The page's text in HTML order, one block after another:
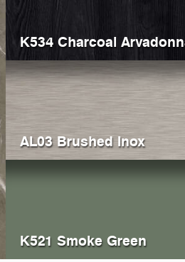
K534 Charcoal
AL03 Brushed Inox
K521 Smoke Green